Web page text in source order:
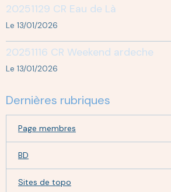
20251129 CR Eau de Là
Le 13/01/2026
20251116 CR Weekend ardeche
Le 13/01/2026
Dernières rubriques
Page membres
BD
Sites de topo